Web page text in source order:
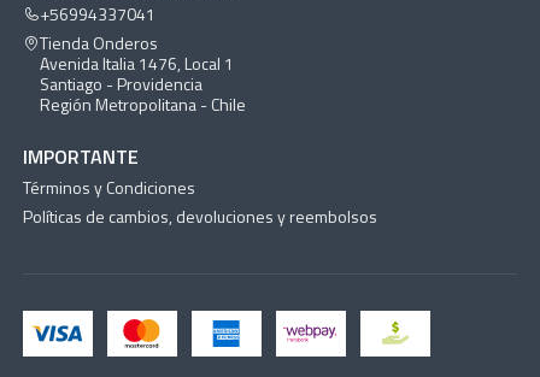
+56994337041
Tienda Onderos
Avenida Italia 1476, Local 1
Santiago - Providencia
Región Metropolitana - Chile
IMPORTANTE
Términos y Condiciones
Políticas de cambios, devoluciones y reembolsos